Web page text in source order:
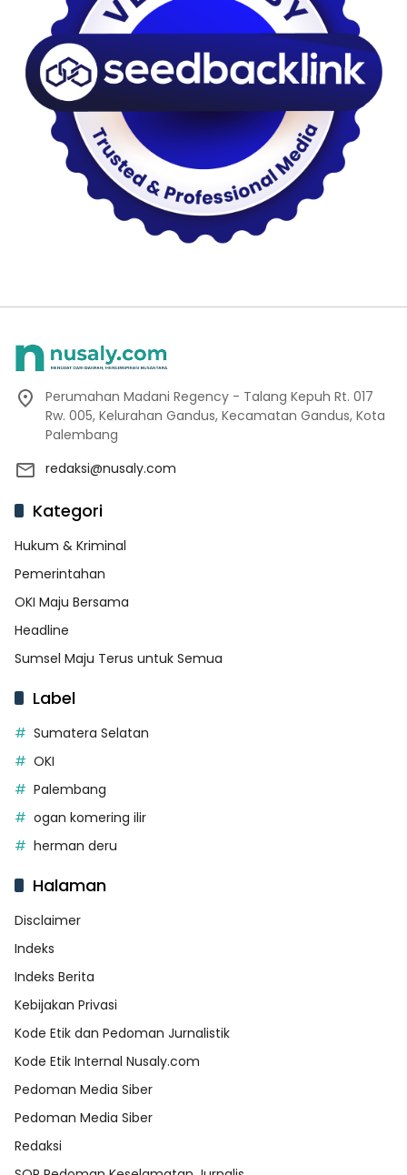
Perumahan Madani Regency - Talang Kepuh Rt. 017
Rw. 005, Kelurahan Gandus, Kecamatan Gandus, Kota
Palembang
redaksi@nusaly.com
Kategori
Hukum & Kriminal
Pemerintahan
OKI Maju Bersama
Headline
Sumsel Maju Terus untuk Semua
Label
Sumatera Selatan
OKI
Palembang
ogan komering ilir
herman deru
Halaman
Disclaimer
Indeks
Indeks Berita
Kebijakan Privasi
Kode Etik dan Pedoman Jurnalistik
Kode Etik Internal Nusaly.com
Pedoman Media Siber
Pedoman Media Siber
Redaksi